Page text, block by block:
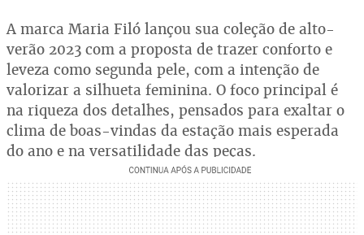
A marca Maria Filó lançou sua coleção de alto-
verão 2023 com a proposta de trazer conforto e
leveza como segunda pele, com a intenção de
valorizar a silhueta feminina. O foco principal é
na riqueza dos detalhes, pensados para exaltar o
clima de boas-vindas da estação mais esperada
do ano e na versatilidade das peças.